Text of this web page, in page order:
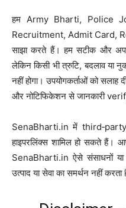
हम Army Bharti, Police
Recruitment, Admit Card,
साझा करते हैं। हम सटीक और
लेकिन किसी भी त्रुटि, बदलाव या
नहीं होगा। उपयोगकर्ताओं को सलाह
और नोटिफिकेशन से जानकारी
SenaBharti.in में third‑party
हाइपरलिंक्स शामिल हो सकते हैं।
SenaBharti.in ऐसे संसाधनों या
उत्पाद या सेवा का समर्थन नहीं करता